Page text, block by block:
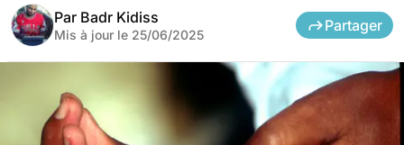
Par Badr Kidiss
Mis à jour le 25/06/2025
Partager